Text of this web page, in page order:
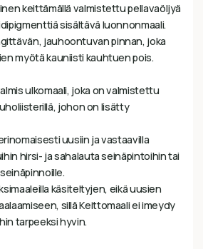
keittämällä valmistettu pellavaöljyä
sisältävä luonnonmaali.
jauhoontuvan pinnan, joka
myötä kauniisti kauhtuen pois.
ulkomaali, joka on valmistettu
johon on lisätty
uusiin ja vastaavilla
hirsi- ja sahalauta seinäpintoihin tai
käsiteltyjen, eikä uusien
sillä Keittomaali ei imeydy
tarpeeksi hyvin.